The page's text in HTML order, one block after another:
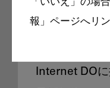
「いいえ」の場
報」ページへリ
製品
Internet DO